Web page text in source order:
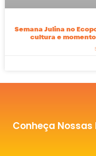
Semana Julina no
cultura e
Conheça Nossas